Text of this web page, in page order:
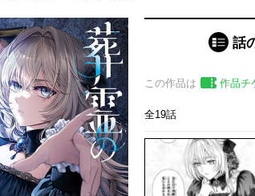
話
この作品は 作品チ
全19話